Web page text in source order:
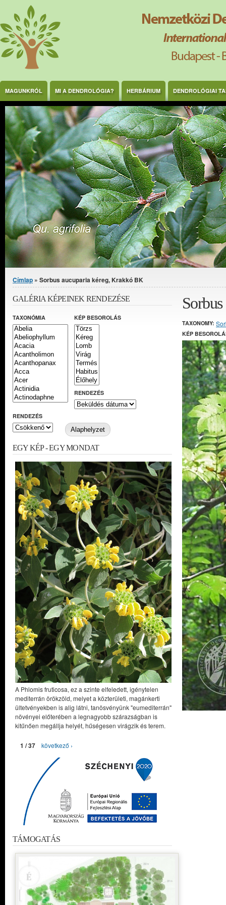
Ugrás a tartalomra
MAGUNKRÓL MI A DENDROLÓGIA? HERBÁRIUM DENDROLÓGIAI
Jelenlegi hely
Címlap » Sorbus aucuparia kéreg, Krakkó BK
TAXONOMY:
KÉP
GALÉRIA KÉPEINEK RENDEZÉSE
TAXONÓMIA KÉP BESOROLÁS
RENDEZÉS
RENDEZÉS
EGY KÉP - EGY MONDAT
A Phlomis fruticosa, ez a szinte elfeledett, igénytelen
mediterrán örökzöld, melyet a közterületi, magánkerti
ültetvényekben is alig látni, tanösvényünk "eumediterrán"
növényei előterében a legnagyobb szárazságban is
kitűnően megállja helyét, hűségesen virágzik és terem.
1 / 37 következő ›
TÁMOGATÁS